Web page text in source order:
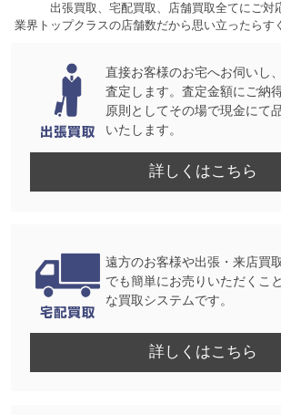
出張買取、宅配買取、店舗買取全てにご対
業界トップクラスの店舗数だから思い立ったらす
直接お客様のお宅へお伺いし
査定します。査定金額にご納
原則としてその場で現金にて
いたします。
詳しくはこちら
遠方のお客様や出張・来店買
でも簡単にお売りいただくこ
な買取システムです。
詳しくはこちら